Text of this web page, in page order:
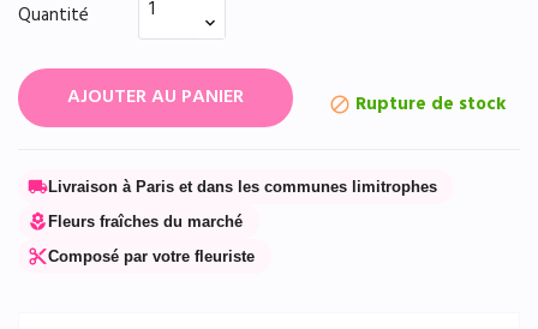
Quantité
AJOUTER AU PANIER  Rupture de stock
local_shippingLivraison à Paris et dans les communes limitrophes
local_florist Fleurs fraîches du marché
content_cutComposé par votre fleuriste